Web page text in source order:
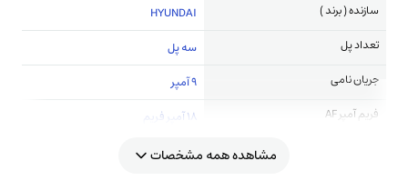
سازنده ( برند )
HYUNDAI
تعداد پل
سه پل
جریان نامی
9 آمپر
فریم آمپر AF
18 آمپر فریم
مشاهده همه مشخصات